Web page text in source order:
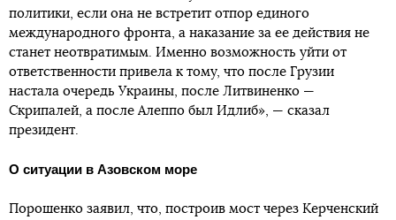
политики, если она не встретит отпор единого
международного фронта, а наказание за ее действия не
станет неотвратимым. Именно возможность уйти от
ответственности привела к тому, что после Грузии
настала очередь Украины, после Литвиненко —
Скрипалей, а после Алеппо был Идлиб», — сказал
президент.
О ситуации в Азовском море
Порошенко заявил, что, построив мост через Керченский